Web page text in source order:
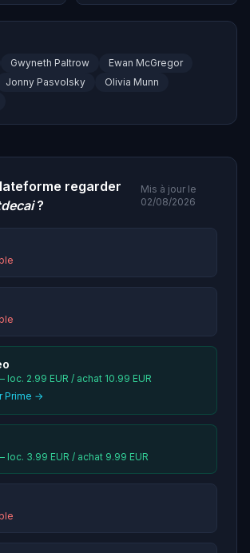
Gwyneth Paltrow
Ewan McGregor
Jonny Pasvolsky
Olivia Munn
regarder
?
Mis à jour le
02/08/2026
2.99 EUR / achat 10.99 EUR
Prime →
3.99 EUR / achat 9.99 EUR